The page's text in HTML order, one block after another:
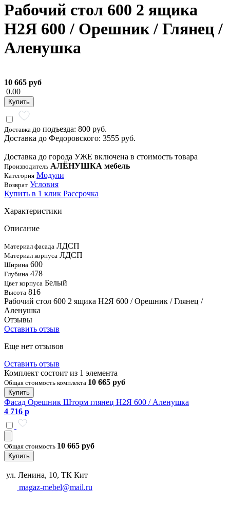
Рабочий стол 600 2 ящика
Н2Я 600 / Орешник / Глянец /
Аленушка
10 665 руб
0.00
Купить
Доставка до подъезда: 800 руб.
Доставка до Федоровского: 3555 руб.
Доставка до города УЖЕ включена в стоимость товара
Производитель АЛЁНУШКА мебель
Категория Модули
Возврат Условия
Купить в 1 клик Рассрочка
Характеристики
Описание
Материал фасада ЛДСП
Материал корпуса ЛДСП
Ширина 600
Глубина 478
Цвет корпуса Белый
Высота 816
Рабочий стол 600 2 ящика Н2Я 600 / Орешник / Глянец /
Аленушка
Отзывы
Оставить отзыв
Еще нет отзывов
Оставить отзыв
Комплект состоит из 1 элемента
Общая стоимость комплекта 10 665 руб
Купить
Фасад Орешник Шторм глянец Н2Я 600 / Аленушка
4 716 р
Общая стоимость 10 665 руб
Купить
ул. Ленина, 10, ТК Кит
magaz-mebel@mail.ru